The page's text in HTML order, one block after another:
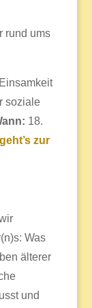
rund ums
soziale
18.
zur
Was
älterer
und